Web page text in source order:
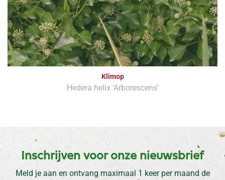
Klimop
Hedera helix 'Arborescens'
Inschrijven voor onze nieuwsbrief
Meld je aan en ontvang maximaal 1 keer per maand de